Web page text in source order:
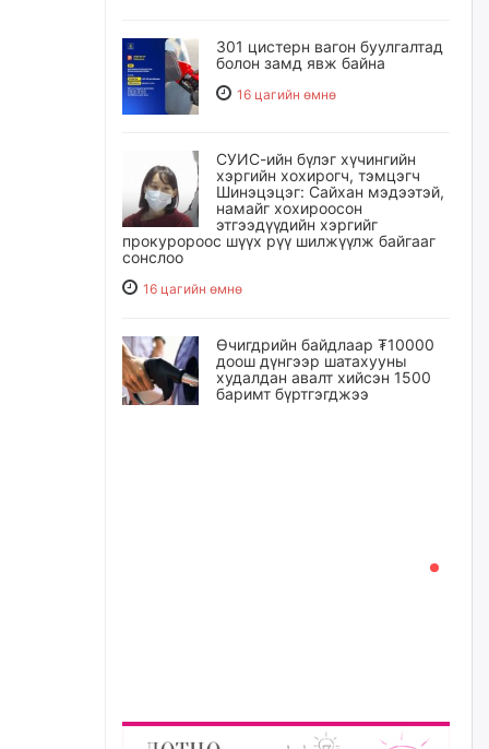
301 цистерн вагон буулгалтад
болон замд явж байна
16 цагийн өмнө
СУИС-ийн бүлэг хүчингийн
хэргийн хохирогч, тэмцэгч
Шинэцэцэг: Сайхан мэдээтэй,
намайг хохироосон
этгээдүүдийн хэргийг
прокуророос шүүх рүү шилжүүлж байгааг
сонслоо
16 цагийн өмнө
Өчигдрийн байдлаар ₮10000
доош дүнгээр шатахууны
худалдан авалт хийсэн 1500
баримт бүртгэгджээ